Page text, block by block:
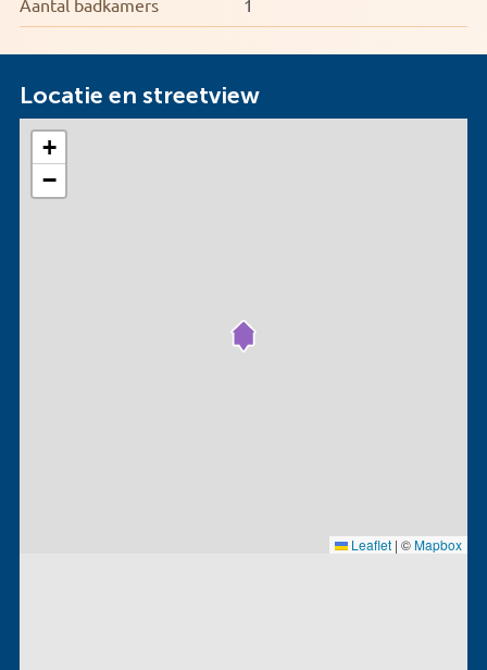
Aantal badkamers 1
Locatie en streetview
+
−
Leaflet | ©Mapbox